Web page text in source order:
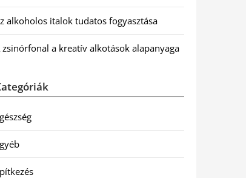
alkoholos italok tudatos fogyasztása
zsinórfonal a kreatív alkotások alapanyaga